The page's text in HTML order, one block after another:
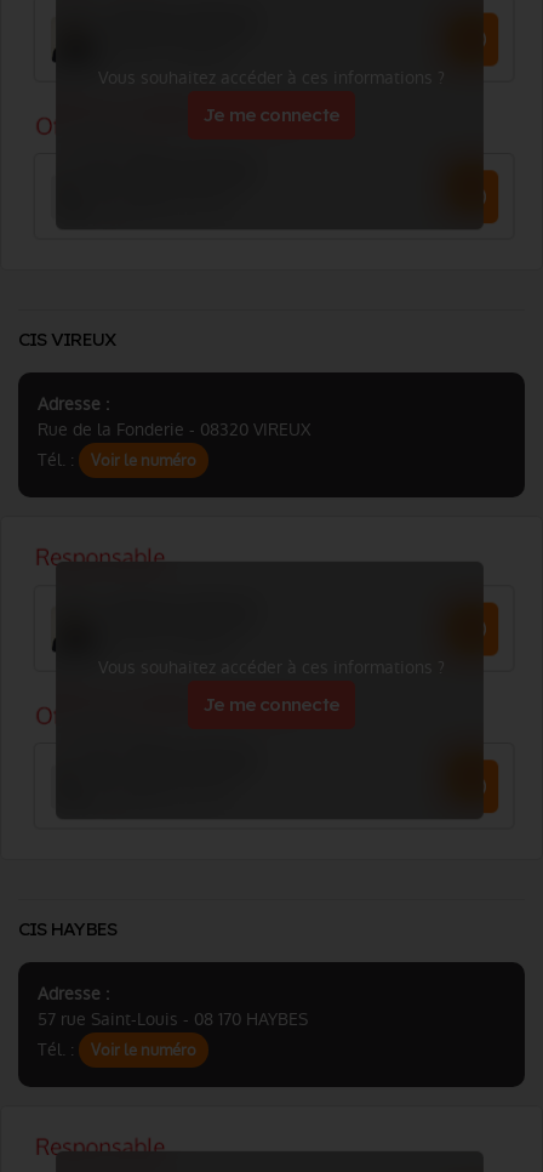
Vous souhaitez accéder à ces informations ?
Je me connecte
CIS VIREUX
Adresse :
Rue de la Fonderie - 08320 VIREUX
Tél. :
Voir le numéro
Vous souhaitez accéder à ces informations ?
Je me connecte
CIS HAYBES
Adresse :
57 rue Saint-Louis - 08 170 HAYBES
Tél. :
Voir le numéro